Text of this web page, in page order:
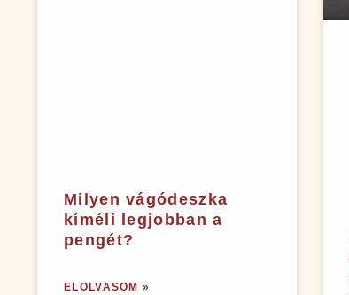
Milyen vágódeszka
kíméli legjobban a
pengét?
ELOLVASOM »